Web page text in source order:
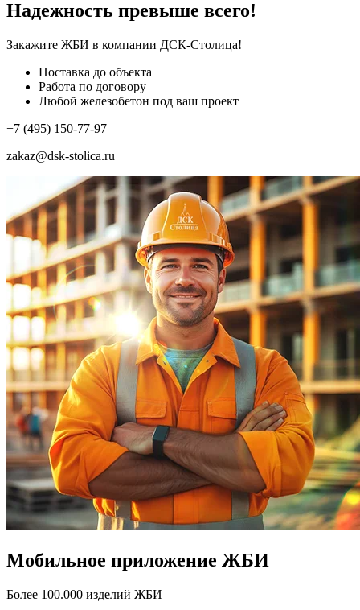
Надежность превыше всего!
Закажите ЖБИ в компании ДСК-Столица!
Поставка до объекта
Работа по договору
Любой железобетон под ваш проект
+7 (495) 150-77-97
zakaz@dsk-stolica.ru
Мобильное приложение ЖБИ
Более 100.000 изделий ЖБИ